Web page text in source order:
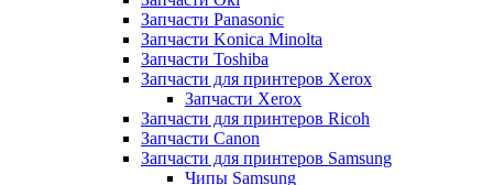
Запчасти Panasonic
Запчасти Koniсa Minolta
Запчасти Toshiba
Запчасти для принтеров Xerox
Запчасти Xerox
Запчасти для принтеров Ricoh
Запчасти Canon
Запчасти для принтеров Samsung
Чипы Samsung